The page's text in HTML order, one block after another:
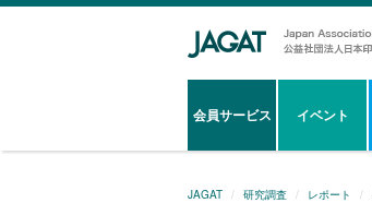
会員サービス イベント
JAGAT 研究調査 レポート